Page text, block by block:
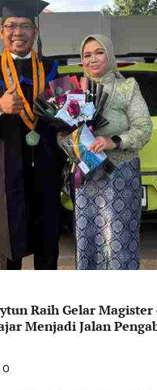
Raih Gelar Magister
Menjadi Jalan
0